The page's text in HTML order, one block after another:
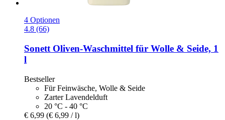
4 Optionen
4.8 (66)
Sonett Oliven-​Waschmittel für Wolle & Seide, 1
l
Bestseller
Für Feinwäsche, Wolle & Seide
Zarter Lavendelduft
20 °C - 40 °C
€ 6,99 (€ 6,99 / l)